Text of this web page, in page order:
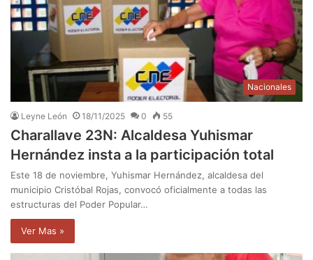
Nacionales
Leyne León 18/11/2025 0 55
Charallave 23N: Alcaldesa Yuhismar
Hernández insta a la participación total
Este 18 de noviembre, Yuhismar Hernández, alcaldesa del
municipio Cristóbal Rojas, convocó oficialmente a todas las
estructuras del Poder Popular…
Ver Mas »